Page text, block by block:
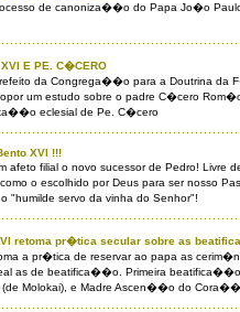
de canoniza��o do Papa Jo�o
XVI E PE. C�CERO
da Congrega��o para a Doutrina da
um estudo sobre o padre C�cero
eclesial de Pe. C�cero
XVI !!!
afeto filial o novo sucessor de Pedro! Livre
o escolhido por Deus para ser nosso
"humilde servo da vinha do Senhor"!
retoma pr�tica secular sobre as
a pr�tica de reservar ao papa as
as de beatifica��o. Primeira
(de Molokai), e Madre Ascen��o do